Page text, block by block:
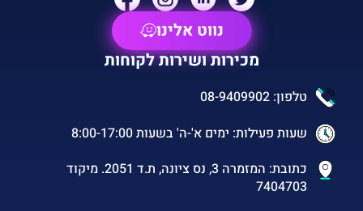
נווט אלינו
מכירות ושירות לקוחות
טלפון: 08-9409902
שעות פעילות: ימים א'-ה' בשעות 8:00-17:00
כתובת: המזמרה 3, נס ציונה, ת.ד 2051. מיקוד
7404703